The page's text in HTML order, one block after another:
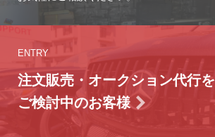
ENTRY
注文販売・オークション代行を
ご検討中のお客様